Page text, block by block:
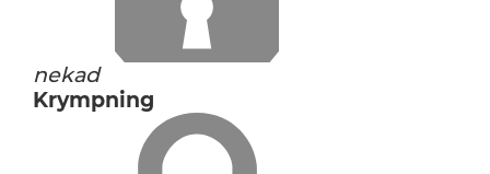
nekad
Krympning